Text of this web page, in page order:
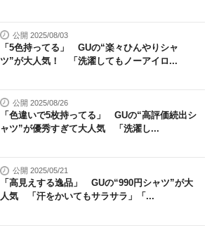
公開 2025/08/03
「5色持ってる」 GUの“楽々ひんやりシャ
ツ”が大人気！ 「洗濯してもノーアイロ...
公開 2025/08/26
「色違いで5枚持ってる」 GUの“高評価続出シ
ャツ”が優秀すぎて大人気 「洗濯し...
公開 2025/05/21
「高見えする逸品」 GUの“990円シャツ”が大
人気 「汗をかいてもサラサラ」「...